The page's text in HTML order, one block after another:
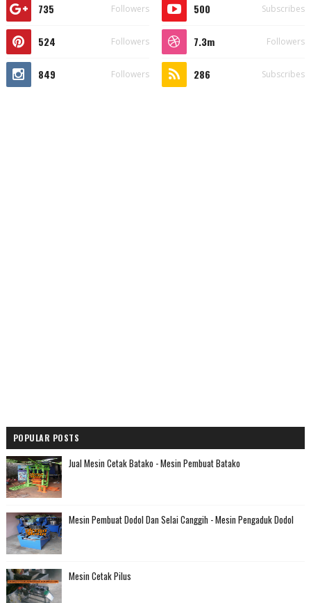
735 Followers 500 Subscribes
524 Followers 7.3m Followers
849 Followers 286 Subscribes
POPULAR POSTS
Jual Mesin Cetak Batako - Mesin Pembuat Batako
Mesin Pembuat Dodol Dan Selai Canggih - Mesin Pengaduk Dodol
Mesin Cetak Pilus